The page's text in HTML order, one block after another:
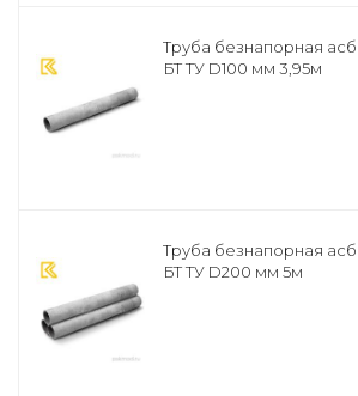
Труба безнапорная
БТ ТУ D100 мм 3,95м
Труба безнапорная
БТ ТУ D200 мм 5м